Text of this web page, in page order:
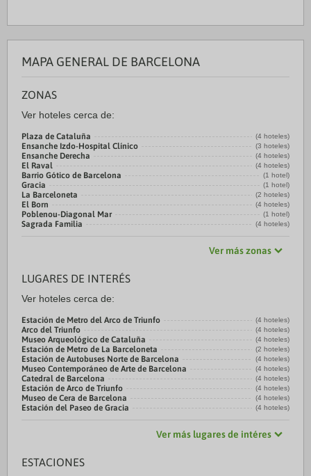
MAPA GENERAL DE BARCELONA
ZONAS
Ver hoteles cerca de:
Plaza de Cataluña (4 hoteles)
Ensanche Izdo-Hospital Clínico (3 hoteles)
Ensanche Derecha (4 hoteles)
El Raval (4 hoteles)
Barrio Gótico de Barcelona (1 hotel)
Gracia (1 hotel)
La Barceloneta (2 hoteles)
El Born (4 hoteles)
Poblenou-Diagonal Mar (1 hotel)
Sagrada Familia (4 hoteles)
Ver más zonas
LUGARES DE INTERÉS
Ver hoteles cerca de:
Estación de Metro del Arco de Triunfo (4 hoteles)
Arco del Triunfo (4 hoteles)
Museo Arqueológico de Cataluña (4 hoteles)
Estación de Metro de La Barceloneta (2 hoteles)
Estación de Autobuses Norte de Barcelona (4 hoteles)
Museo Contemporáneo de Arte de Barcelona (4 hoteles)
Catedral de Barcelona (4 hoteles)
Estación de Arco de Triunfo (4 hoteles)
Museo de Cera de Barcelona (4 hoteles)
Estación del Paseo de Gracia (4 hoteles)
Ver más lugares de intéres
ESTACIONES